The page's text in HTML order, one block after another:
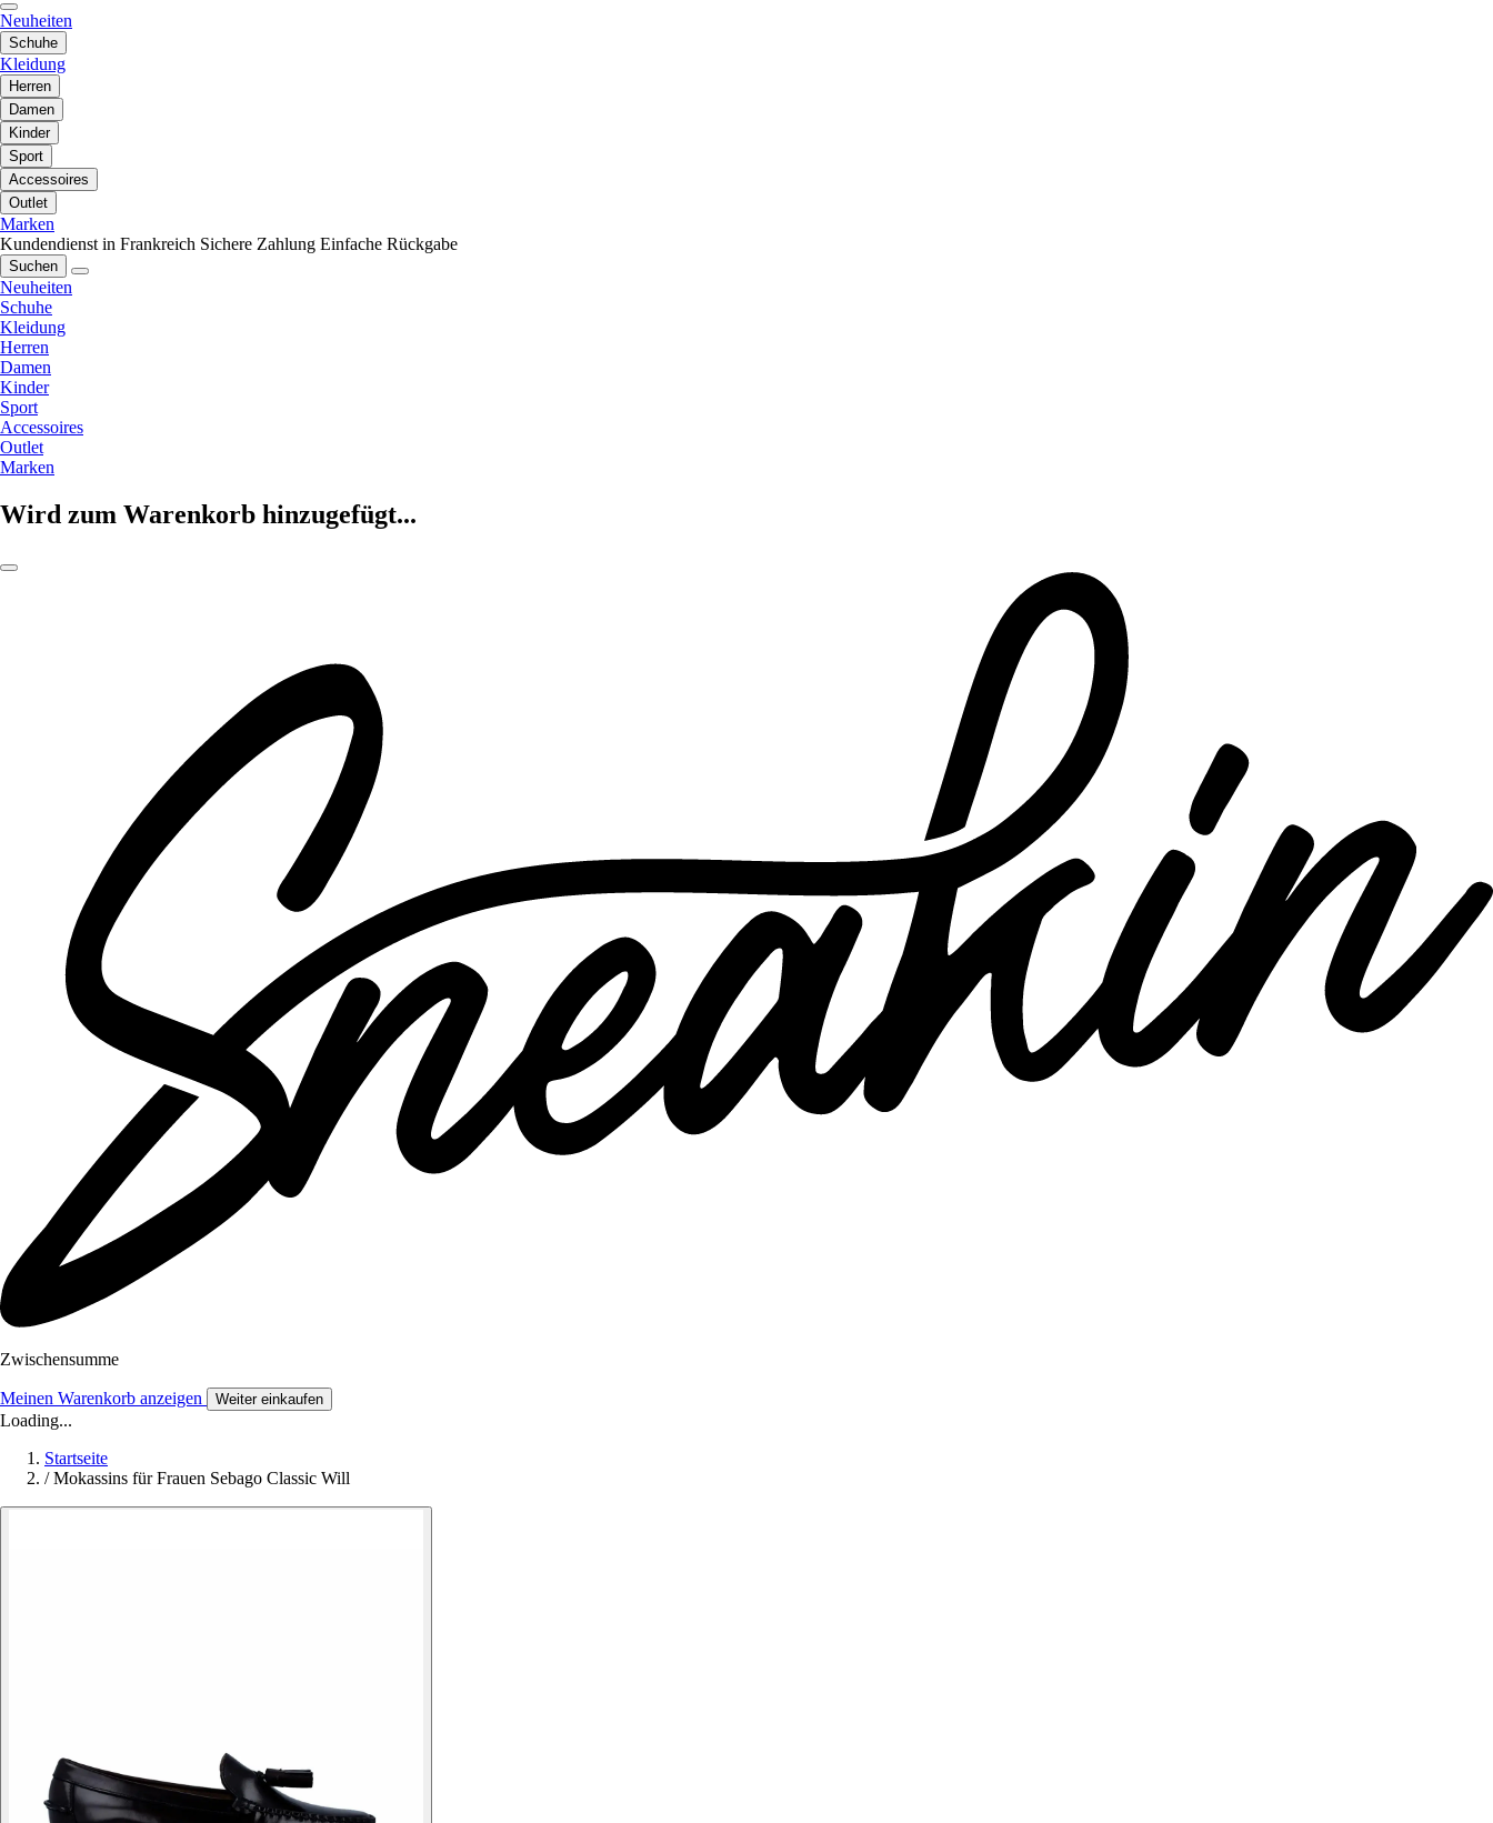
Neuheiten
Schuhe
Kleidung
Herren
Damen
Kinder
Sport
Accessoires
Outlet
Marken
Kundendienst in Frankreich Sichere Zahlung Einfache Rückgabe
Suchen
Neuheiten
Schuhe
Kleidung
Herren
Damen
Kinder
Sport
Accessoires
Outlet
Marken
Wird zum Warenkorb hinzugefügt...
Zwischensumme
Meinen Warenkorb anzeigen Weiter einkaufen
Loading...
Startseite
/ Mokassins für Frauen Sebago Classic Will